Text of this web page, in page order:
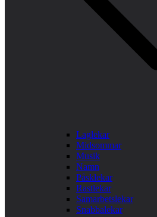
Laglekar
Midsommar
Musik
Namn
Påsklekar
Rastlekar
Samarbetslekar
Snabbalekar